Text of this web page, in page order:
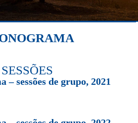
SESSÕES
– sessões de grupo, 2021